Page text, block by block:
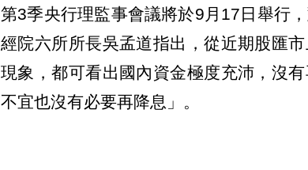
第3季央行理監事會議將於9月17日舉行
經院六所所長吳孟道指出，從近期股匯
現象，都可看出國內資金極度充沛，沒
不宜也沒有必要再降息」。